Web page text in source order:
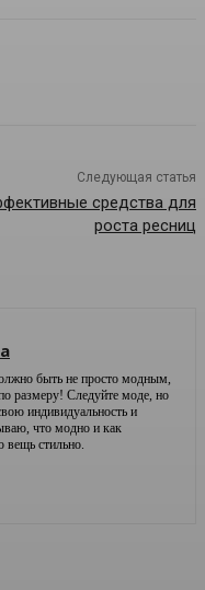
Следующая статья
средства для
роста ресниц
быть не просто модным,
размеру! Следуйте моде, но
индивидуальность и
что модно и как
вещь стильно.